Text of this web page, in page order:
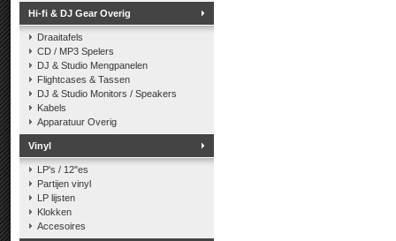
Hi-fi & DJ Gear Overig
Draaitafels
CD / MP3 Spelers
DJ & Studio Mengpanelen
Flightcases & Tassen
DJ & Studio Monitors / Speakers
Kabels
Apparatuur Overig
Vinyl
LP's / 12"es
Partijen vinyl
LP lijsten
Klokken
Accesoires